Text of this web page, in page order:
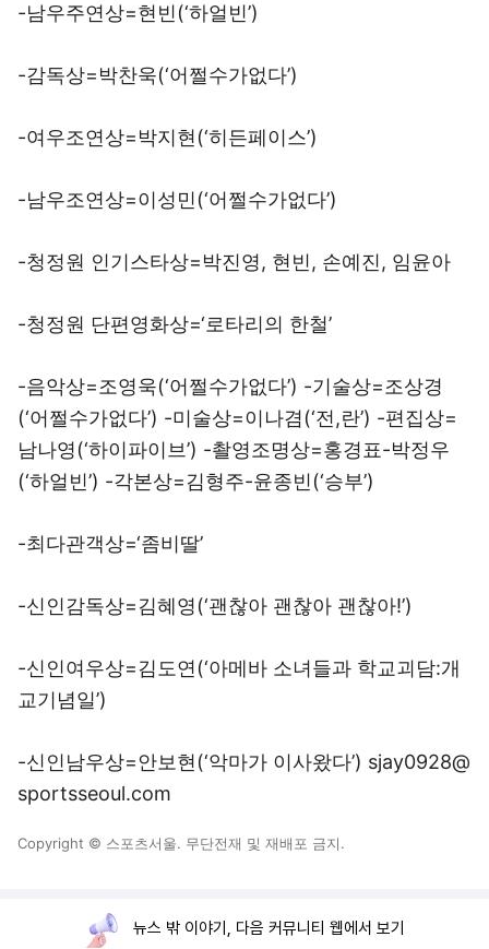
-남우주연상=현빈(‘하얼빈’)
-감독상=박찬욱(‘어쩔수가없다’)
-여우조연상=박지현(‘히든페이스’)
-남우조연상=이성민(‘어쩔수가없다’)
-청정원 인기스타상=박진영, 현빈, 손예진, 임윤아
-청정원 단편영화상=‘로타리의 한철’
-음악상=조영욱(‘어쩔수가없다’) -기술상=조상경
(‘어쩔수가없다’) -미술상=이나겸(‘전,란’) -편집상=
남나영(‘하이파이브’) -촬영조명상=홍경표-박정우
(‘하얼빈’) -각본상=김형주-윤종빈(‘승부’)
-최다관객상=‘좀비딸’
-신인감독상=김혜영(‘괜찮아 괜찮아 괜찮아!’)
-신인여우상=김도연(‘아메바 소녀들과 학교괴담:개
교기념일’)
-신인남우상=안보현(‘악마가 이사왔다’) sjay0928@
sportsseoul.com
Copyright © 스포츠서울. 무단전재 및 재배포 금지.
뉴스 밖 이야기, 다음 커뮤니티 웹에서 보기